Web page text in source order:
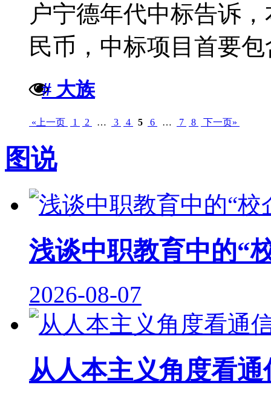
户宁德年代中标告诉
民币，中标项目首要包
# 大族
«上一页 1 2 … 3 4 5 6 … 7 8 下一页»
图说
浅谈中职教育中的“
2026-08-07
从人本主义角度看